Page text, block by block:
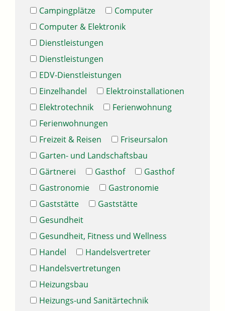
Campingplätze
Computer
Computer & Elektronik
Dienstleistungen
Dienstleistungen
EDV-Dienstleistungen
Einzelhandel
Elektroinstallationen
Elektrotechnik
Ferienwohnung
Ferienwohnungen
Freizeit & Reisen
Friseursalon
Garten- und Landschaftsbau
Gärtnerei
Gasthof
Gasthof
Gastronomie
Gastronomie
Gaststätte
Gaststätte
Gesundheit
Gesundheit, Fitness und Wellness
Handel
Handelsvertreter
Handelsvertretungen
Heizungsbau
Heizungs-und Sanitärtechnik